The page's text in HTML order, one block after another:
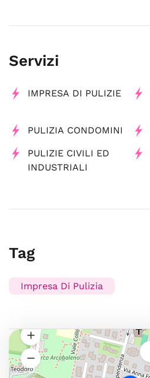
Servizi
IMPRESA DI PULIZIE
PULIZIA CONDOMINI
PULIZIE CIVILI ED
INDUSTRIALI
Tag
Impresa Di Pulizia